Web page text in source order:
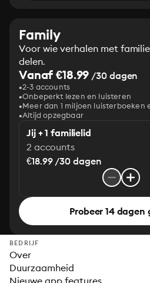
Family
Voor wie verhalen met
delen.
Vanaf €18.99 /30 dagen
2-3 accounts
Onbeperkt lezen en luisteren
Meer dan 1 miljoen luisterboeken
Altijd opzegbaar
Jij + 1 familielid
2 accounts
€18.99 /30 dagen
Probeer 14 dagen
BEDRIJF
Over
Duurzaamheid
Nieuwe app features